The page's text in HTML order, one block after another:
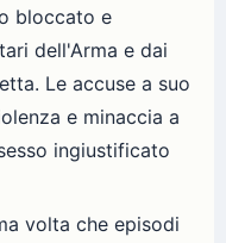
bloccato e
dell'Arma e dai
Le accuse a suo
e minaccia a
ingiustificato
volta che episodi